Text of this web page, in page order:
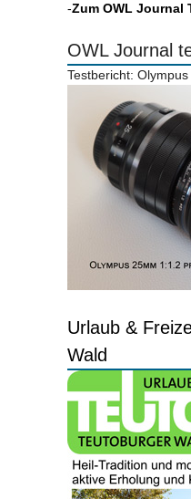
-Zum OWL Journal
OWL Journal
Testbericht:
Urlaub &
Wald